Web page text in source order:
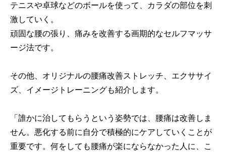
テニスや卓球などのボールを使って、カラダの部位を刺
激していく。
頑固な腰の張り、痛みを改善する画期的なセルフマッサ
ージ法です。
その他、オリジナルの腰痛改善ストレッチ、エクササイ
ズ、イメージトレーニングも紹介します。
「誰かに治してもらうという姿勢では、腰痛は改善しま
せん。悪化する前に自分で積極的にケアしていくことが
重要です。何をしても腰痛が楽にならなかった人に、こ